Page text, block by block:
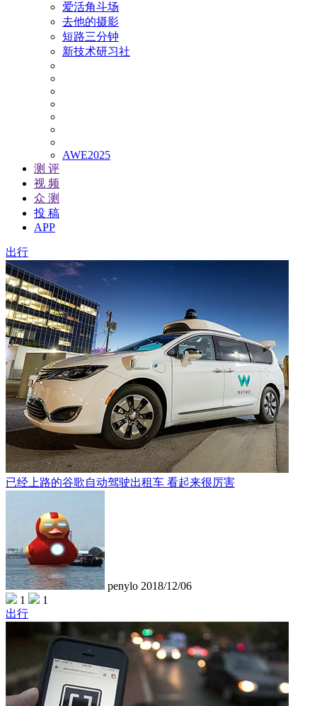
爱活角斗场
去他的摄影
短路三分钟
新技术研习社
AWE2025
测 评
视 频
众 测
投 稿
APP
出行
已经上路的谷歌自动驾驶出租车 看起来很厉害
penylo 2018/12/06
1
1
出行